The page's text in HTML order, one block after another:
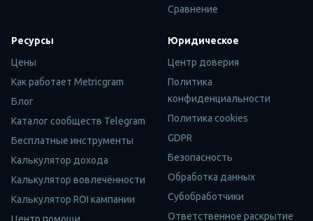
Сравнение
Ресурсы
Цены
Как работает Metricgram
Блог
Каталог сообществ Telegram
Бесплатные инструменты
Калькулятор дохода
Калькулятор вовлечённости
Калькулятор ROI кампании
Центр помощи
Юридическое
Центр доверия
Политика
конфиденциальности
Политика cookies
GDPR
Безопасность
Обработка данных
Субобработчики
Ответственное раскрытие